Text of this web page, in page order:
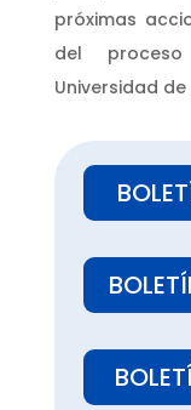
próximas
del
Universidad